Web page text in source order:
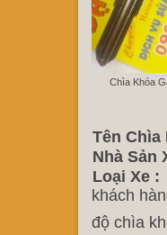
Chìa Khóa
Tên Chìa
Nhà Sản
Loại Xe :
khách
độ chìa